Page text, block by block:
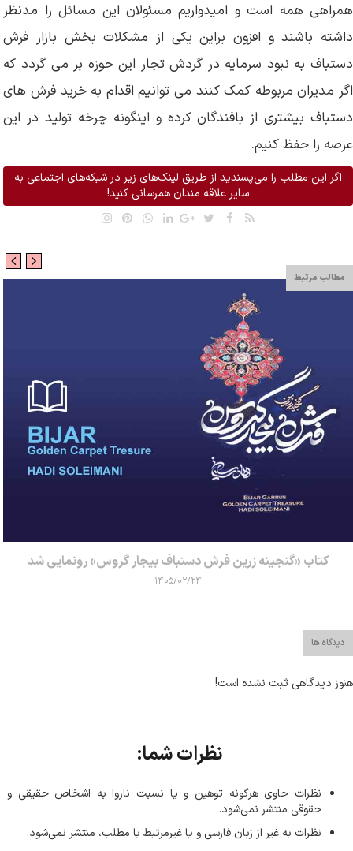
همراهی همه است و امیدواریم مسئولان این مسائل را مدنظر
داشته باشند و افزون براین یکی از مشکلات بخش بازار فرش
دستباف به نبود سرمایه در گردش تجار این حوزه بر می گردد که
اگر مدیران مربوطه کمک کنند می توانیم اقدام به خرید فرش های
دستباف بیشتری از بافندگان کرده و اینگونه چرخه تولید در این
عرصه را حفظ کنیم.
اگر این مطلب را می‌پسندید از طریق لینک‌های زیر در شبکه‌های اجتماعی به
سایر علاقه مندان همرسانی کنید!
مطالب مرتبط
کتاب «گنجینه زرین فرش دستباف بیجار گروس» رونمایی شد
۱۴۰۵/۰۲/۲۴
دیدگاه ها
هنوز دیدگاهی ثبت نشده است!
نظرات شما:
نظرات حاوی هرگونه توهین و یا نسبت ناروا به اشخاص حقیقی و
حقوقی منتشر نمی‌شود.
نظرات به غیر از زبان فارسی و یا غیر‌مرتبط با مطلب، منتشر نمی‌شود.